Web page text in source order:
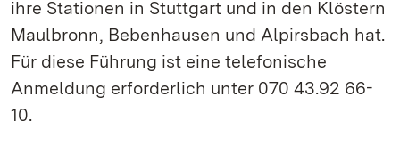
ihre Stationen in Stuttgart und in den Klöstern
Maulbronn, Bebenhausen und Alpirsbach hat.
Für diese Führung ist eine telefonische
Anmeldung erforderlich unter 070 43.92 66-
10.